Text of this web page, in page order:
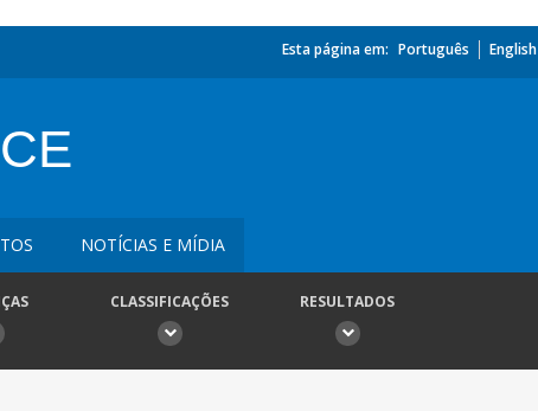
Esta página em: Português English
NOTÍCIAS E MÍDIA
CLASSIFICAÇÕES RESULTADOS